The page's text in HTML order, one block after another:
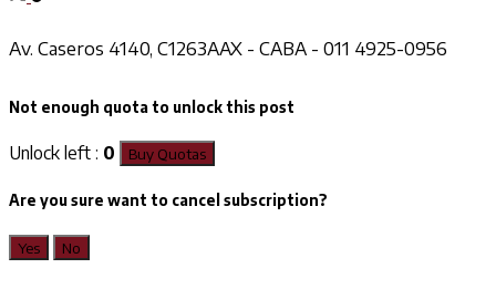
Av. Caseros 4140, C1263AAX - CABA - 011 4925-0956
Not enough quota to unlock this post
Unlock left : 0 Buy Quotas
Are you sure want to cancel subscription?
Yes No